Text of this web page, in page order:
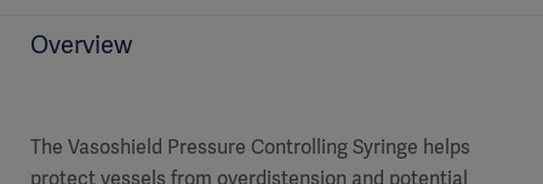
Overview
The Vasoshield Pressure Controlling Syringe helps
protect vessels from overdistension and potential